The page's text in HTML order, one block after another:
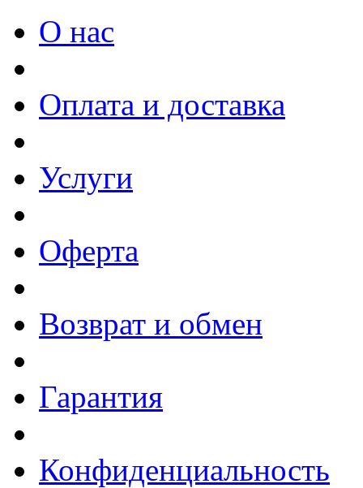
О нас
Оплата и доставка
Услуги
Оферта
Возврат и обмен
Гарантия
Конфиденциальность